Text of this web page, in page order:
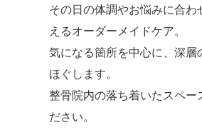
その日の体調やお悩みに合
えるオーダーメイドケア。
気になる箇所を中心に、深層
ほぐします。
整骨院内の落ち着いたスペー
ださい。